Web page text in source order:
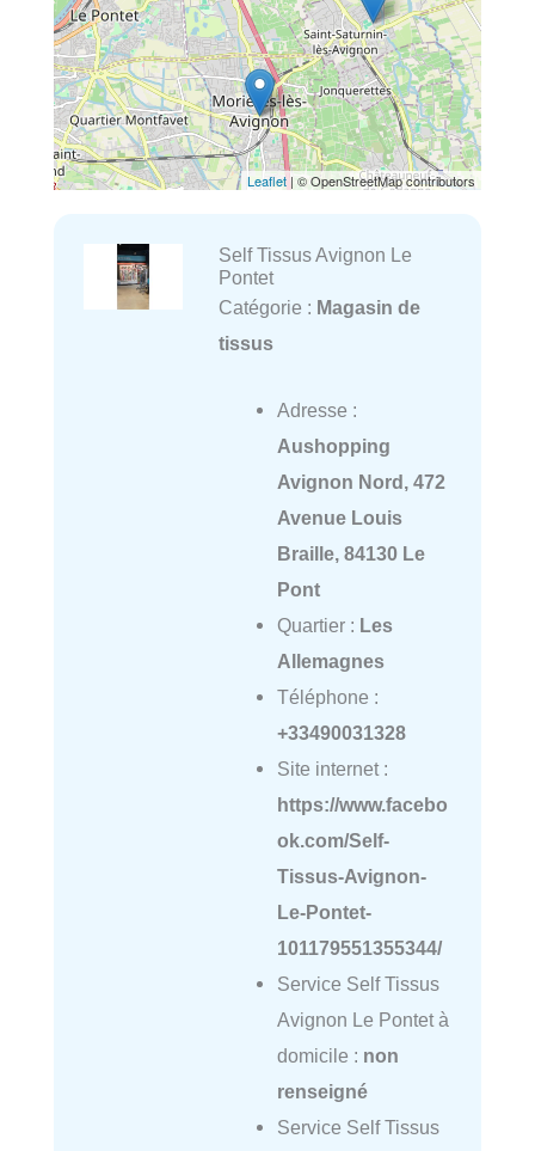
Leaflet | © OpenStreetMap contributors
Self Tissus Avignon Le
Pontet
Catégorie : Magasin de
tissus
Adresse :
Aushopping
Avignon Nord, 472
Avenue Louis
Braille, 84130 Le
Pont
Quartier : Les
Allemagnes
Téléphone :
+33490031328
Site internet :
https://www.facebo
ok.com/Self-
Tissus-Avignon-
Le-Pontet-
101179551355344/
Service Self Tissus
Avignon Le Pontet à
domicile : non
renseigné
Service Self Tissus